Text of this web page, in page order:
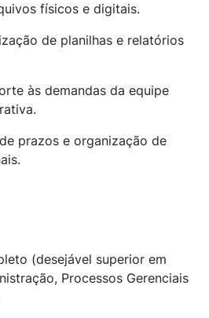
físicos e digitais.
de planilhas e relatórios
às demandas da equipe
prazos e organização de
(desejável superior em
Processos Gerenciais